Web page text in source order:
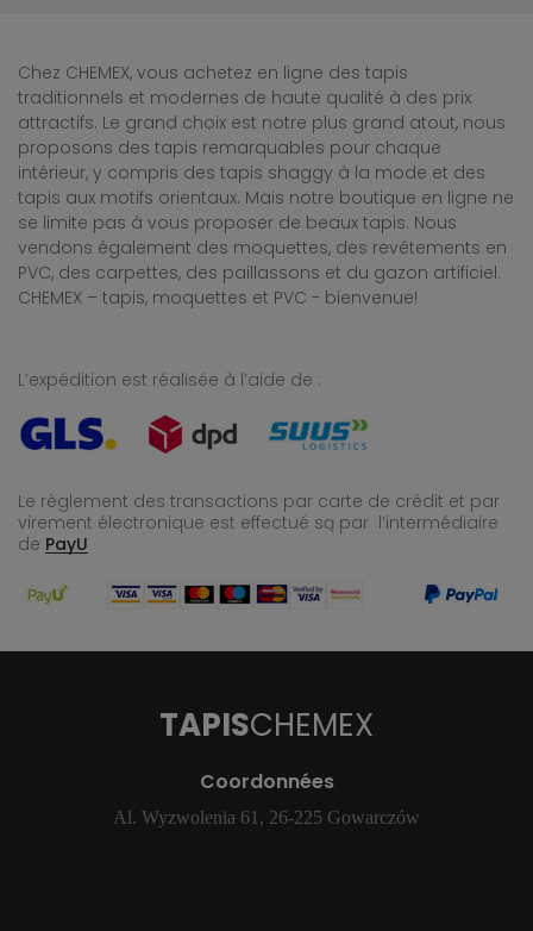
Chez CHEMEX, vous achetez en ligne des tapis
traditionnels et modernes de haute qualité à des prix
attractifs. Le grand choix est notre plus grand atout, nous
proposons des tapis remarquables pour chaque
intérieur, y compris des tapis shaggy à la mode et des
tapis aux motifs orientaux. Mais notre boutique en ligne ne
se limite pas à vous proposer de beaux tapis. Nous
vendons également des moquettes, des revêtements en
PVC, des carpettes, des paillassons et du gazon artificiel.
CHEMEX – tapis, moquettes et PVC - bienvenue!
L’expédition est réalisée à l’aide de :
Le règlement des transactions par carte de crédit et par
virement électronique est effectué są par l’intermédiaire
de PayU
TAPISCHEMEX
Coordonnées
Al. Wyzwolenia 61, 26-225 Gowarczów